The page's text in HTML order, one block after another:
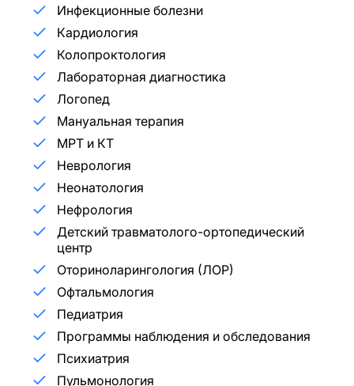
Инфекционные болезни
Кардиология
Колопроктология
Лабораторная диагностика
Логопед
Мануальная терапия
МРТ и КТ
Неврология
Неонатология
Нефрология
Детский травматолого-ортопедический
центр
Оториноларингология (ЛОР)
Офтальмология
Педиатрия
Программы наблюдения и обследования
Психиатрия
Пульмонология